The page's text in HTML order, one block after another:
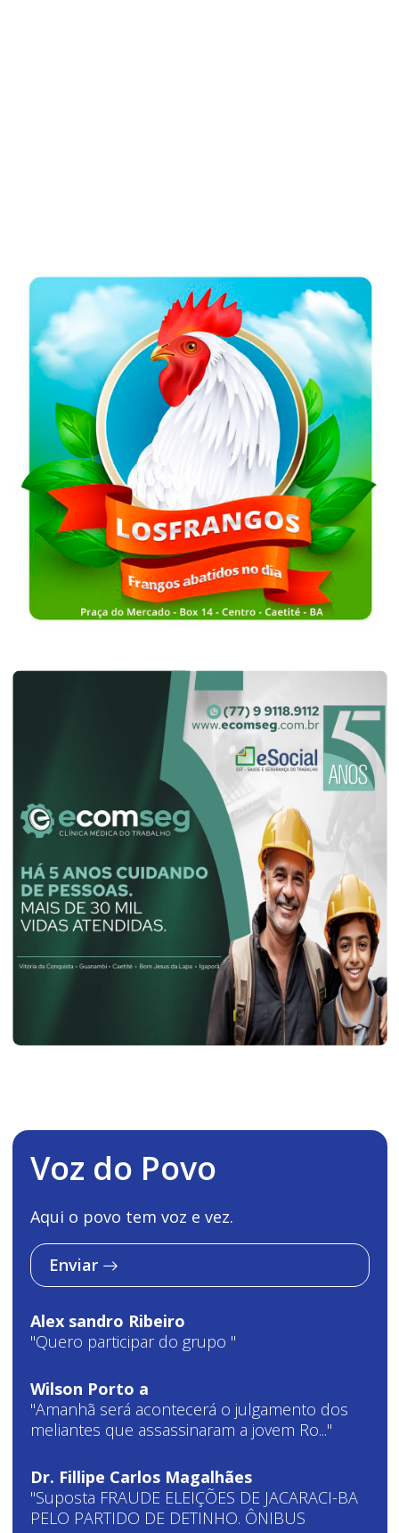
Voz do Povo
Aqui o povo tem voz e vez.
Enviar
Alex sandro Ribeiro
"Quero participar do grupo "
Wilson Porto a
"Amanhã será acontecerá o julgamento dos
meliantes que assassinaram a jovem Ro..."
Dr. Fillipe Carlos Magalhães
"Suposta FRAUDE ELEIÇÕES DE JACARACI-BA
PELO PARTIDO DE DETINHO. ÔNIBUS